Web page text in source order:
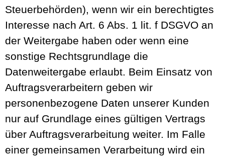
Steuerbehörden), wenn wir ein berechtigtes
Interesse nach Art. 6 Abs. 1 lit. f DSGVO an
der Weitergabe haben oder wenn eine
sonstige Rechtsgrundlage die
Datenweitergabe erlaubt. Beim Einsatz von
Auftragsverarbeitern geben wir
personenbezogene Daten unserer Kunden
nur auf Grundlage eines gültigen Vertrags
über Auftragsverarbeitung weiter. Im Falle
einer gemeinsamen Verarbeitung wird ein